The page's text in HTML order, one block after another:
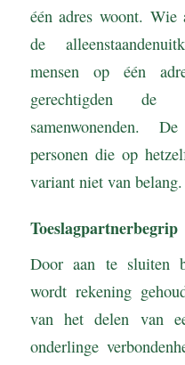
één adres woont.
de
mensen op één
gerechtigden de
samenwonenden.
personen die op
variant niet van belang.
Toeslagpartnerbegrip
Door aan te sluiten
wordt rekening
van het delen van
onderlinge